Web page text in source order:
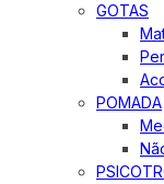
GOTAS
POMADA